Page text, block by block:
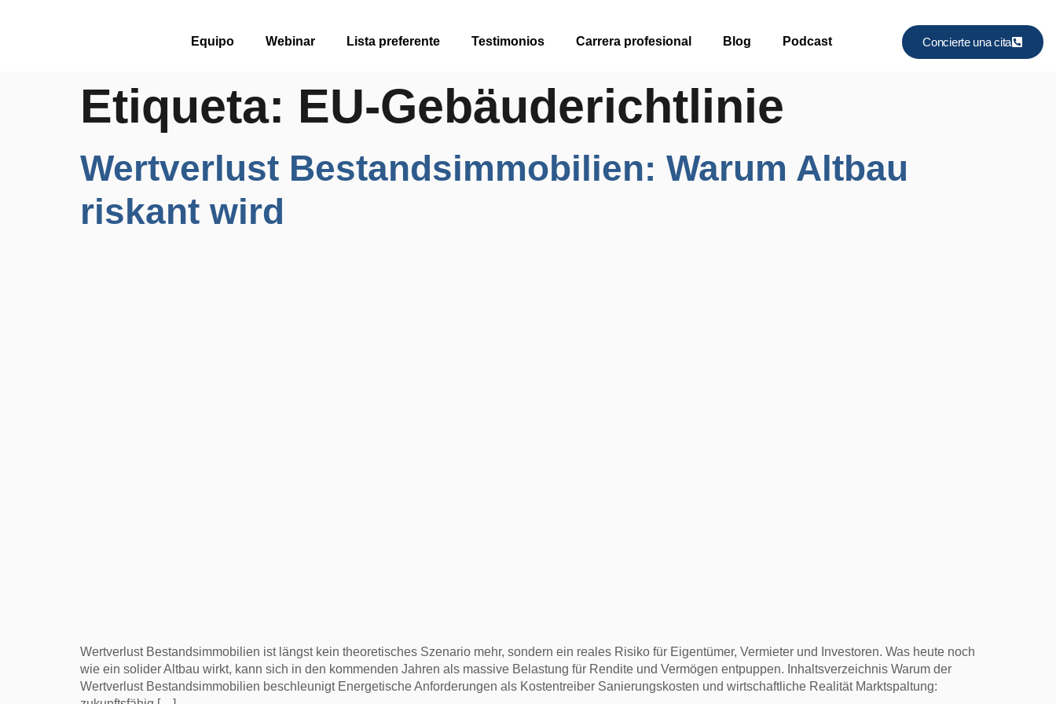
Equipo Webinar Lista preferente Testimonios Carrera profesional Blog Podcast Concierte una cita
Etiqueta: EU-Gebäuderichtlinie
Wertverlust Bestandsimmobilien: Warum Altbau
riskant wird
Wertverlust Bestandsimmobilien ist längst kein theoretisches Szenario mehr, sondern ein reales Risiko für Eigentümer, Vermieter und Investoren. Was heute noch
wie ein solider Altbau wirkt, kann sich in den kommenden Jahren als massive Belastung für Rendite und Vermögen entpuppen. Inhaltsverzeichnis Warum der
Wertverlust Bestandsimmobilien beschleunigt Energetische Anforderungen als Kostentreiber Sanierungskosten und wirtschaftliche Realität Marktspaltung: